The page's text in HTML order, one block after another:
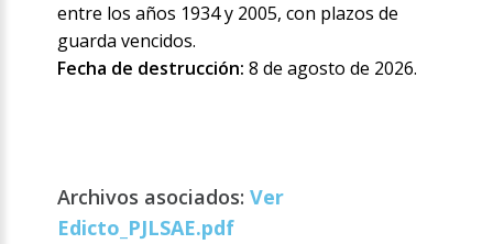
entre los años 1934 y 2005, con plazos de
guarda vencidos.
Fecha de destrucción: 8 de agosto de 2026.
Archivos asociados:Ver
Edicto_PJLSAE.pdf